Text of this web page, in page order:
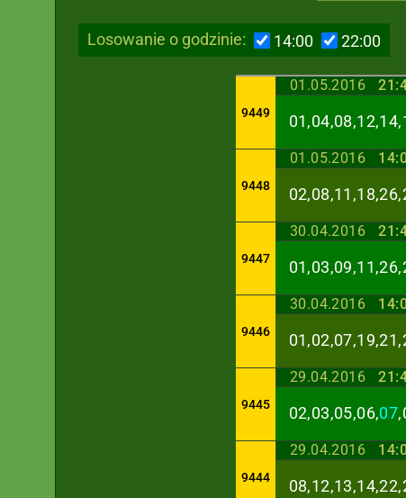
Losowanie o godzinie: 14:00 22:00
9449
01.05.2016
9448
01.05.2016
9447
30.04.2016
9446
30.04.2016
9445
29.04.2016
02,03,05,06,07
9444
29.04.2016